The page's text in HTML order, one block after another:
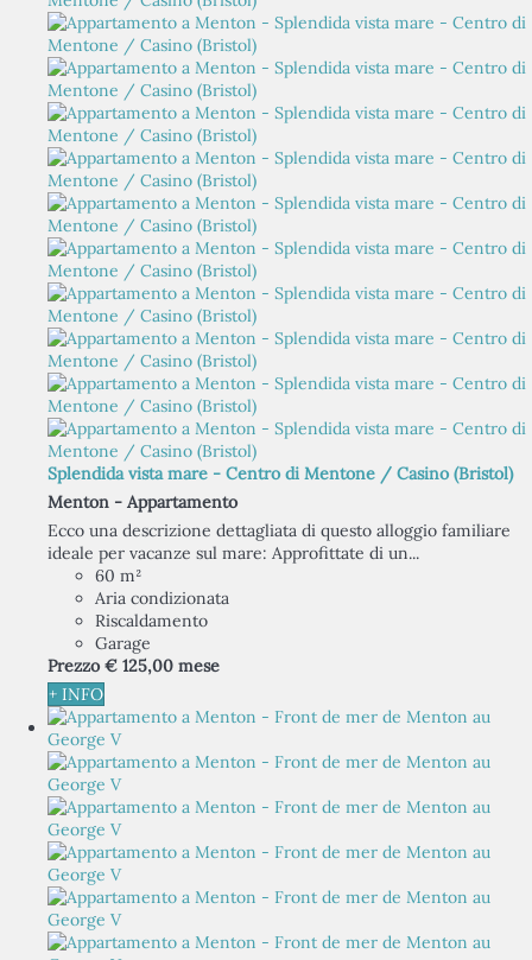
Splendida vista mare - Centro di Mentone / Casino (Bristol)
Menton - Appartamento
Ecco una descrizione dettagliata di questo alloggio familiare
ideale per vacanze sul mare: Approfittate di un...
60 m²
Aria condizionata
Riscaldamento
Garage
Prezzo € 125,00 mese
+ INFO